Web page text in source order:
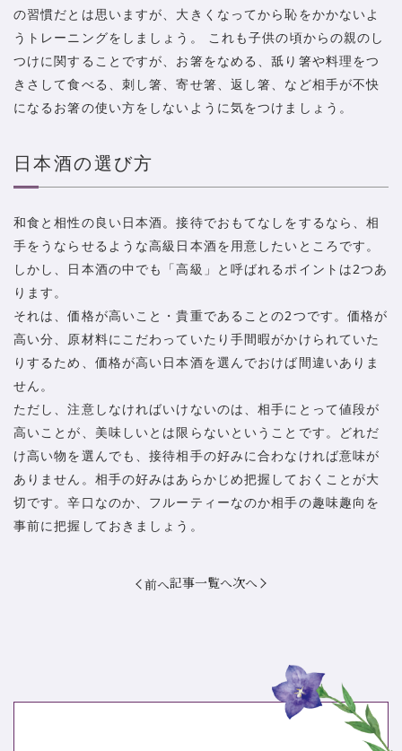
の習慣だとは思いますが、大きくなってから恥をかかないよ
うトレーニングをしましょう。 これも子供の頃からの親のし
つけに関することですが、お箸をなめる、舐り箸や料理をつ
きさして食べる、刺し箸、寄せ箸、返し箸、など相手が不快
になるお箸の使い方をしないように気をつけましょう。
日本酒の選び方
和食と相性の良い日本酒。接待でおもてなしをするなら、相
手をうならせるような高級日本酒を用意したいところです。
しかし、日本酒の中でも「高級」と呼ばれるポイントは2つあ
ります。
それは、価格が高いこと・貴重であることの2つです。価格が
高い分、原材料にこだわっていたり手間暇がかけられていた
りするため、価格が高い日本酒を選んでおけば間違いありま
せん。
ただし、注意しなければいけないのは、相手にとって値段が
高いことが、美味しいとは限らないということです。どれだ
け高い物を選んでも、接待相手の好みに合わなければ意味が
ありません。相手の好みはあらかじめ把握しておくことが大
切です。辛口なのか、フルーティーなのか相手の趣味趣向を
事前に把握しておきましょう。
前へ記事一覧へ次へ